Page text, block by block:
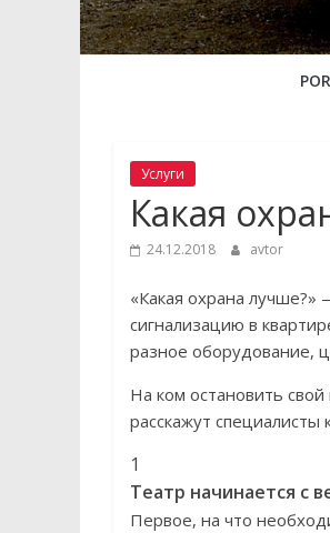
Услуги
Какая
24.12.2018 avtor
«Какая охрана
сигнализацию в
разное оборудование,
На ком остановить
расскажут специалисты
1
Театр начинается с
Первое, на что